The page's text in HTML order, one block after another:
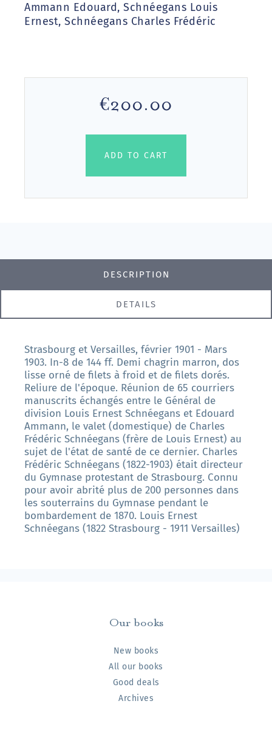
Ammann Edouard, Schnéegans Louis
Ernest, Schnéegans Charles Frédéric
€200.00
ADD TO CART
DESCRIPTION
DETAILS
Strasbourg et Versailles, février 1901 - Mars
1903. In-8 de 144 ff. Demi chagrin marron, dos
lisse orné de filets à froid et de filets dorés.
Reliure de l'époque. Réunion de 65 courriers
manuscrits échangés entre le Général de
division Louis Ernest Schnéegans et Edouard
Ammann, le valet (domestique) de Charles
Frédéric Schnéegans (frère de Louis Ernest) au
sujet de l'état de santé de ce dernier. Charles
Frédéric Schnéegans (1822-1903) était directeur
du Gymnase protestant de Strasbourg. Connu
pour avoir abrité plus de 200 personnes dans
les souterrains du Gymnase pendant le
bombardement de 1870. Louis Ernest
Schnéegans (1822 Strasbourg - 1911 Versailles)
Our books
New books
All our books
Good deals
Archives